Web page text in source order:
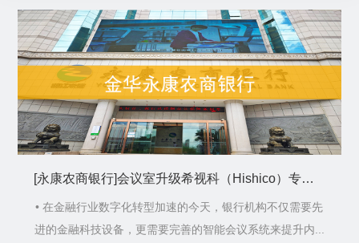
[永康农商银行]会议室升级希视科（Hishico）专业扩声系统，打造智慧金融会议新标杆!
• 在金融行业数字化转型加速的今天，银行机构不仅需要先
进的金融科技设备，更需要完善的智能会议系统来提升内...